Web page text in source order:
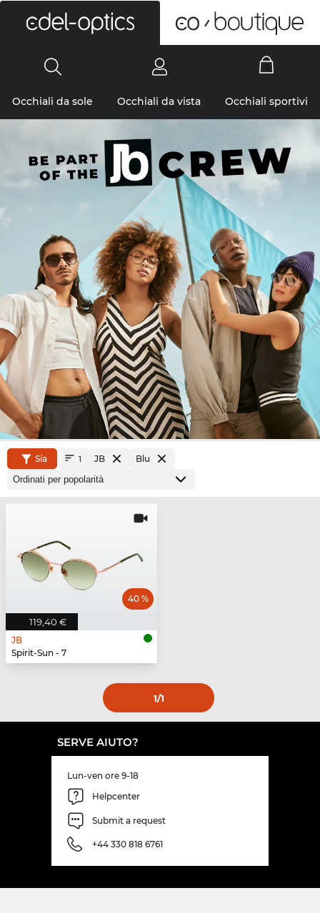
Occhiali da sole Occhiali da vista Occhiali sportivi
Sía 1 JB Blu
119,40 €
40 %
JB
Spirit-Sun - 7
1/1
SERVE AIUTO?
Lun-ven ore 9-18
Helpcenter
Submit a request
+44 330 818 6761